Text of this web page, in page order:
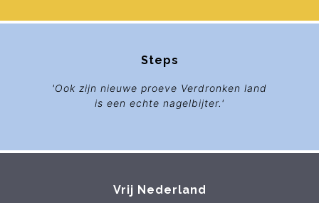
Steps
'Ook zijn nieuwe proeve Verdronken land
is een echte nagelbijter.'
Vrij Nederland